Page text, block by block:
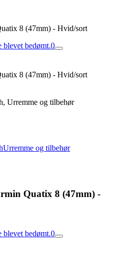
8 (47mm) - Hvid/sort
blevet bedømt.0
8 (47mm) - Hvid/sort
Urremme og tilbehør
Urremme og tilbehør
Quatix 8 (47mm) -
blevet bedømt.0